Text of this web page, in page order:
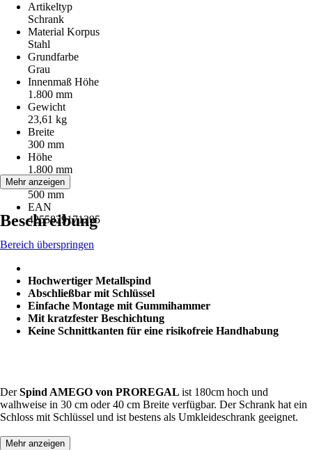
Artikeltyp
Schrank
Material Korpus
Stahl
Grundfarbe
Grau
Innenmaß Höhe
1.800 mm
Gewicht
23,61 kg
Breite
300 mm
Höhe
1.800 mm
Tiefe
500 mm
EAN
4255829171295
Mehr anzeigen
Beschreibung
Bereich überspringen
Hochwertiger Metallspind
Abschließbar mit Schlüssel
Einfache Montage mit Gummihammer
Mit kratzfester Beschichtung
Keine Schnittkanten für eine risikofreie Handhabung
DerSpind AMEGO von PROREGAL ist 180cm hoch und
walhweise in 30 cm oder 40 cm Breite verfügbar. Der Schrank hat ein
Schloss mit Schlüssel und ist bestens als Umkleideschrank geeignet.
Mehr anzeigen